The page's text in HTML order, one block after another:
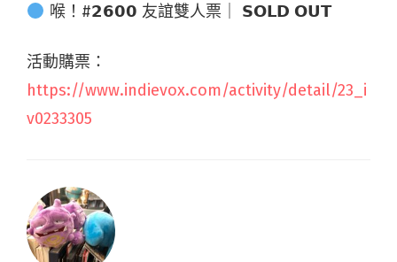
喉！#𝟮𝟲𝟬𝟬 友誼雙人票｜ 𝗦𝗢𝗟𝗗 𝗢𝗨𝗧
活動購票：
https://www.indievox.com/activity/detail/23_i
v0233305